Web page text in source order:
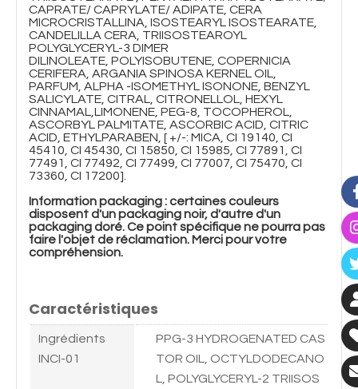
CAPRATE/ CAPRYLATE/ ADIPATE, CERA
MICROCRISTALLINA, ISOSTEARYL ISOSTEARATE,
CANDELILLA CERA, TRIISOSTEAROYL
POLYGLYCERYL-3 DIMER
DILINOLEATE, POLYISOBUTENE, COPERNICIA
CERIFERA, ARGANIA SPINOSA KERNEL OIL,
PARFUM, ALPHA -ISOMETHYL ISONONE, BENZYL
SALICYLATE, CITRAL, CITRONELLOL, HEXYL
CINNAMAL,LIMONENE, PEG-8, TOCOPHEROL,
ASCORBYL PALMITATE, ASCORBIC ACID, CITRIC
ACID, ETHYLPARABEN, [ +/-: MICA, CI 19140, CI
45410, CI 45430, CI 15850, CI 15985, CI 77891, CI
77491, CI 77492, CI 77499, CI 77007, CI 75470, CI
73360, CI 17200].
Information packaging : certaines couleurs
disposent d'un packaging noir, d'autre d'un
packaging doré. Ce point spécifique ne pourra pas
faire l'objet de réclamation. Merci pour votre
compréhension.
Caractéristiques
Ingrédients
INCI-01
PPG-3 HYDROGENATED CAS
TOR OIL, OCTYLDODECANO
L, POLYGLYCERYL-2 TRIISOS